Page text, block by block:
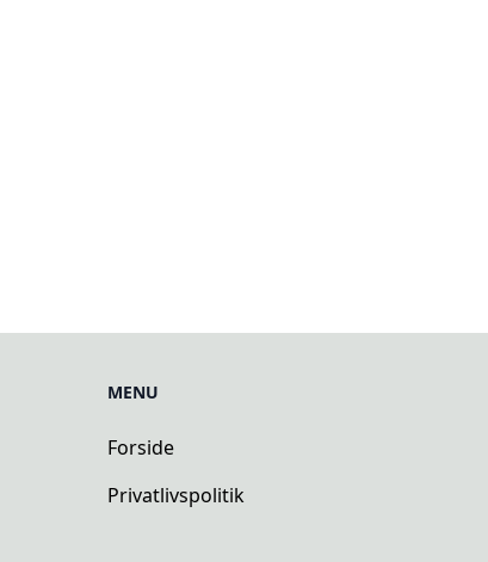
MENU
Forside
Privatlivspolitik